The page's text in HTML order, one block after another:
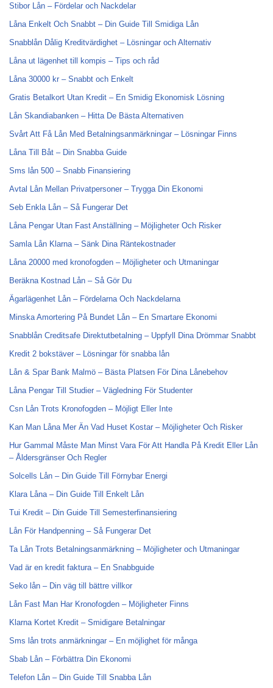
Stibor Lån – Fördelar och Nackdelar
Låna Enkelt Och Snabbt – Din Guide Till Smidiga Lån
Snabblån Dålig Kreditvärdighet – Lösningar och Alternativ
Låna ut lägenhet till kompis – Tips och råd
Låna 30000 kr – Snabbt och Enkelt
Gratis Betalkort Utan Kredit – En Smidig Ekonomisk Lösning
Lån Skandiabanken – Hitta De Bästa Alternativen
Svårt Att Få Lån Med Betalningsanmärkningar – Lösningar Finns
Låna Till Båt – Din Snabba Guide
Sms lån 500 – Snabb Finansiering
Avtal Lån Mellan Privatpersoner – Trygga Din Ekonomi
Seb Enkla Lån – Så Fungerar Det
Låna Pengar Utan Fast Anställning – Möjligheter Och Risker
Samla Lån Klarna – Sänk Dina Räntekostnader
Låna 20000 med kronofogden – Möjligheter och Utmaningar
Beräkna Kostnad Lån – Så Gör Du
Ägarlägenhet Lån – Fördelarna Och Nackdelarna
Minska Amortering På Bundet Lån – En Smartare Ekonomi
Snabblån Creditsafe Direktutbetalning – Uppfyll Dina Drömmar Snabbt
Kredit 2 bokstäver – Lösningar för snabba lån
Lån & Spar Bank Malmö – Bästa Platsen För Dina Lånebehov
Låna Pengar Till Studier – Vägledning För Studenter
Csn Lån Trots Kronofogden – Möjligt Eller Inte
Kan Man Låna Mer Än Vad Huset Kostar – Möjligheter Och Risker
Hur Gammal Måste Man Minst Vara För Att Handla På Kredit Eller Lån
– Åldersgränser Och Regler
Solcells Lån – Din Guide Till Förnybar Energi
Klara Låna – Din Guide Till Enkelt Lån
Tui Kredit – Din Guide Till Semesterfinansiering
Lån För Handpenning – Så Fungerar Det
Ta Lån Trots Betalningsanmärkning – Möjligheter och Utmaningar
Vad är en kredit faktura – En Snabbguide
Seko lån – Din väg till bättre villkor
Lån Fast Man Har Kronofogden – Möjligheter Finns
Klarna Kortet Kredit – Smidigare Betalningar
Sms lån trots anmärkningar – En möjlighet för många
Sbab Lån – Förbättra Din Ekonomi
Telefon Lån – Din Guide Till Snabba Lån